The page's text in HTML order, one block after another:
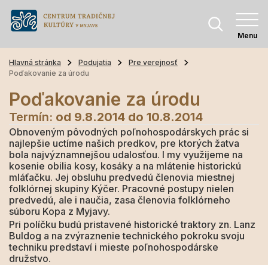
Menu
Hlavná stránka Podujatia
Pre verejnosť
Poďakovanie za úrodu
Poďakovanie za úrodu
Termín: od 9.8.2014 do 10.8.2014
Obnoveným pôvodných poľnohospodárskych prác si
najlepšie uctíme našich predkov, pre ktorých žatva
bola najvýznamnejšou udalosťou. I my využijeme na
kosenie obilia kosy, kosáky a na mlátenie historickú
mláťačku. Jej obsluhu predvedú členovia miestnej
folklórnej skupiny Kýčer. Pracovné postupy nielen
predvedú, ale i naučia, zasa členovia folklórneho
súboru Kopa z Myjavy.
Pri políčku budú pristavené historické traktory zn. Lanz
Buldog a na zvýraznenie technického pokroku svoju
techniku predstaví i mieste poľnohospodárske
družstvo.